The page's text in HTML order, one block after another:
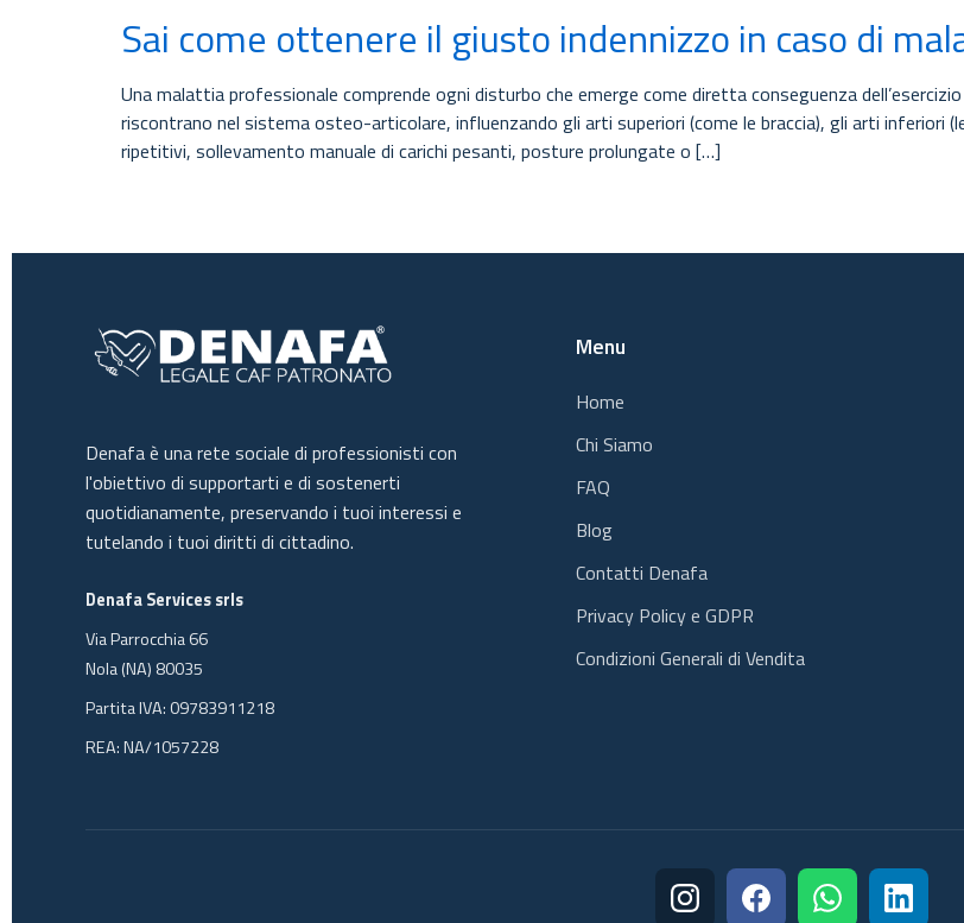
Sai come ottenere il giusto indennizzo in caso di
Una malattia professionale comprende ogni disturbo che emerge come diretta conseguenza
riscontrano nel sistema osteo-articolare, influenzando gli arti superiori (come le braccia), gli arti inferiori
ripetitivi, sollevamento manuale di carichi pesanti, posture prolungate o […]
Denafa è una rete sociale di professionisti con
l'obiettivo di supportarti e di sostenerti
quotidianamente, preservando i tuoi interessi e
tutelando i tuoi diritti di cittadino.
Denafa Services srls
Via Parrocchia 66
Nola (NA) 80035
Partita IVA: 09783911218
REA: NA/1057228
Menu
Home
Chi Siamo
FAQ
Blog
Contatti Denafa
Privacy Policy e GDPR
Condizioni Generali di Vendita